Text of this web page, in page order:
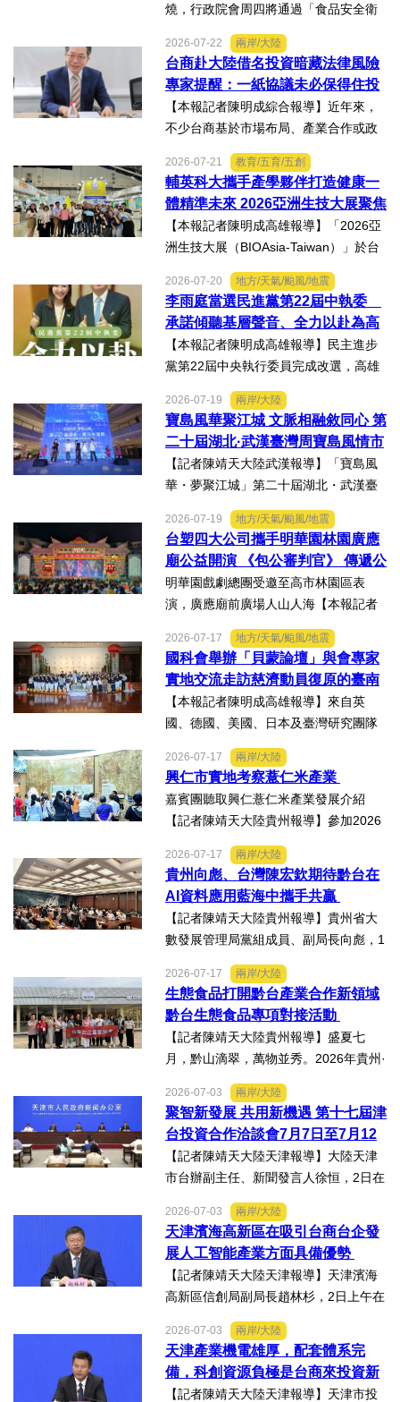
缺嚇阻力、第一線缺乏足夠的人力
燒，行政院會周四將通過「食品安全衛
說明十大修法重點，其中增訂地方主管
機關風險導向查核機制、強化業者異常
通報責任及加重通報不實處...
2026-07-22 兩岸/大陸
台商赴大陸借名投資暗藏法律風險
專家提醒：一紙協議未必保得住投
資權益
【本報記者陳明成綜合報導】近年來，
不少台商基於市場布局、產業合作或政
陸。然而，看似便利的投資模式，卻可
能隱藏股權歸屬、投資收益、經營控制
權及法律責任等風險，一旦...
2026-07-21 教育/五育/五創
輔英科大攜手產學夥伴打造健康一
體精準未來 2026亞洲生技大展聚焦
精準健康創新實力
【本報記者陳明成高雄報導】「2026亞
洲生技大展（BIOAsia-Taiwan）」於台
研發長葉耀宗率團隊以「健康一體．精
準未來」為主題參展，展現產學合作夥
伴展示精準健康、生物科...
2026-07-20 地方/天氣/颱風/地震
李雨庭當選民進黨第22屆中執委
承諾傾聽基層聲音、全力以赴為高
雄與台灣努力
【本報記者陳明成高雄報導】民主進步
黨第22屆中央執行委員完成改選，高雄
表示，能夠獲得黨內同志的肯定與支
持，深感榮幸，也肩負更重大的責任，
未來將秉持初心，做好黨與地...
2026-07-19 兩岸/大陸
寶島風華聚江城 文脈相融敘同心 第
二十屆湖北·武漢臺灣周寶島風情市
集暨文化交流之夜在漢溫情上演
【記者陳靖天大陸武漢報導】「寶島風
華・夢聚江城」第二十屆湖北・武漢臺
16日晚上在武漢武商夢時代一樓中庭溫
情上演，歌聲文脈聯結兩地，這場融美
食、文創、歌舞、匠人分享...
2026-07-19 地方/天氣/颱風/地震
台塑四大公司攜手明華園林園廣應
廟公益開演 《包公審判官》 傳遞公
義與自省精神
明華園戲劇總團受邀至高市林園區表
演，廣應廟前廣場人山人海【本報記者
台塑石化等四大公司邀請由當家小生孫
翠鳳領軍的明華園戲劇總團，周末晚在
高雄市林園區廣應廟公益演...
2026-07-17 地方/天氣/颱風/地震
國科會舉辦「貝蒙論壇」與會專家
實地交流走訪慈濟動員復原的臺南
楠西地震及丹娜絲風災區
【本報記者陳明成高雄報導】來自英
國、德國、美國、日本及臺灣研究團隊
科會舉辦的「貝蒙論壇」，實地交流活
動走訪臺南楠西地震及丹娜絲風災區，
慈濟動員資金與萬人次的復原...
2026-07-17 兩岸/大陸
興仁市實地考察薏仁米產業
嘉賓團聽取興仁薏仁米產業發展介紹
【記者陳靖天大陸貴州報導】參加2026
色產業助力鄉村振興對接會的臺灣嘉賓
組團，7月15日，到興仁市實地考察，深
入調研興仁薏仁米...
2026-07-17 兩岸/大陸
貴州向彪、台灣陳宏欽期待黔台在
AI資料應用藍海中攜手共贏
【記者陳靖天大陸貴州報導】貴州省大
數發展管理局黨組成員、副局長向彪，1
作懇談會黔台大數據與人工智能產業對
接會上表示，召開黔台大數據與人工智
能產業對接會，旨在搭建兩...
2026-07-17 兩岸/大陸
生態食品打開黔台產業合作新領域
黔台生態食品專項對接活動
【記者陳靖天大陸貴州報導】盛夏七
月，黔山滴翠，萬物並秀。2026年貴州·
品專項對接活動」於7月13日至16日舉
行。近30名台商代表跨海而來，踏訪貴
州生態食品產業一線，...
2026-07-03 兩岸/大陸
聚智新發展 共用新機遇 第十七屆津
台投資合作洽談會7月7日至7月12
日在天津舉辦
【記者陳靖天大陸天津報導】大陸天津
市台辦副主任、新聞發言人徐恒，2日在
會上表示，津台投資合作洽談會，從200
8年至今已成功舉辦16屆，津台會已成為
兩岸重要的經貿交流合...
2026-07-03 兩岸/大陸
天津濱海高新區在吸引台商台企發
展人工智能產業方面具備優勢
【記者陳靖天大陸天津報導】天津濱海
高新區信創局副局長趙林杉，2日上午在
會上，針對吸引臺商臺企來津發展人工
智能產業方面具備優勢表示，高新區作
為國家自主創新示範區，也...
2026-07-03 兩岸/大陸
天津產業機電雄厚，配套體系完
備，科創資源負極是台商來投資新
業的理想沃土
【記者陳靖天大陸天津報導】天津市投